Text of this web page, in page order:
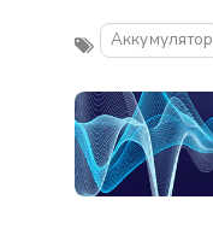
Аккумулятор